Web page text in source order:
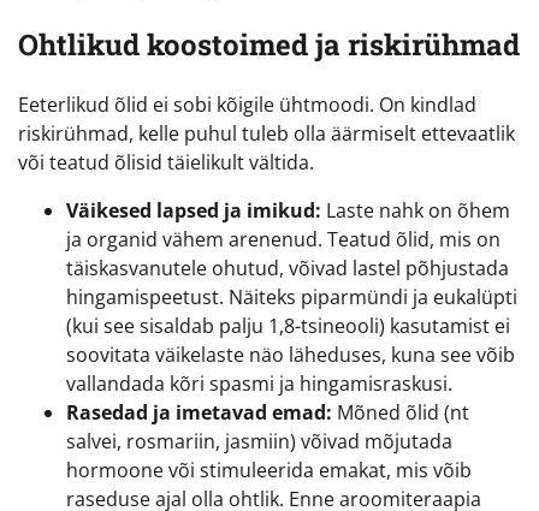
Ohtlikud koostoimed ja riskirühmad
Eeterlikud õlid ei sobi kõigile ühtmoodi. On kindlad
riskirühmad, kelle puhul tuleb olla äärmiselt ettevaatlik
või teatud õlisid täielikult vältida.
Väikesed lapsed ja imikud: Laste nahk on õhem
ja organid vähem arenenud. Teatud õlid, mis on
täiskasvanutele ohutud, võivad lastel põhjustada
hingamispeetust. Näiteks piparmündi ja eukalüpti
(kui see sisaldab palju 1,8-tsineooli) kasutamist ei
soovitata väikelaste näo läheduses, kuna see võib
vallandada kõri spasmi ja hingamisraskusi.
Rasedad ja imetavad emad: Mõned õlid (nt
salvei, rosmariin, jasmiin) võivad mõjutada
hormoone või stimuleerida emakat, mis võib
raseduse ajal olla ohtlik. Enne aroomiteraapia